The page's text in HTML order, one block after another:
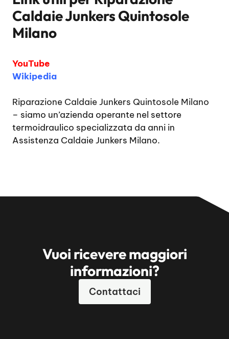
Caldaie Junkers Quintosole
Milano
YouTube
Wikipedia
Riparazione Caldaie Junkers Quintosole Milano
– siamo un’azienda operante nel settore
termoidraulico specializzata da anni in
Assistenza Caldaie Junkers Milano.
Vuoi ricevere maggiori
informazioni?
Contattaci